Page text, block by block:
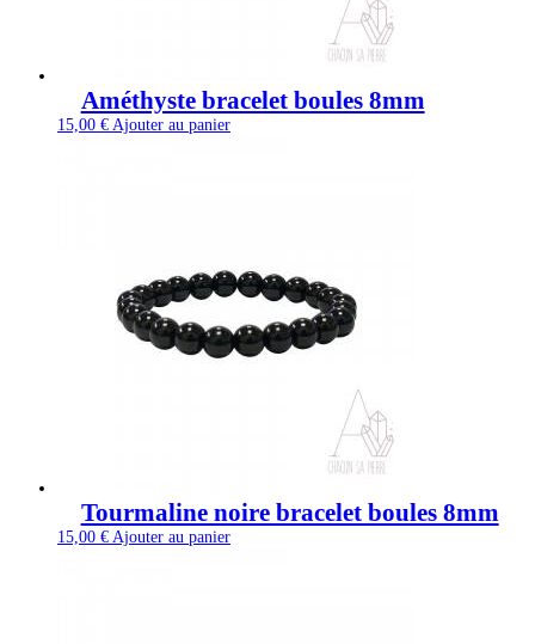
Améthyste bracelet boules 8mm
15,00 € Ajouter au panier
Tourmaline noire bracelet boules 8mm
15,00 € Ajouter au panier